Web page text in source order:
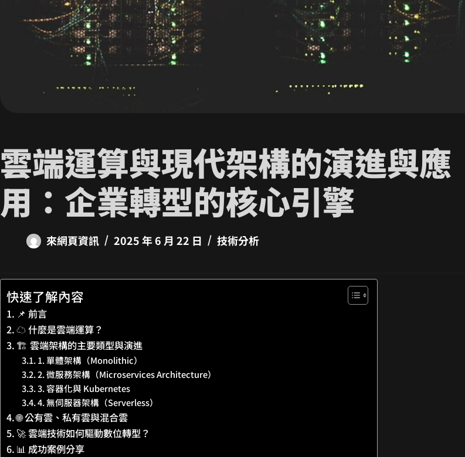
雲端運算與現代架構的演進與應
用：企業轉型的核心引擎
來網頁資訊 2025 年 6 月 22 日 技術分析
快速了解內容
📌 前言
☁️ 什麼是雲端運算？
🏗 雲端架構的主要類型與演進
1. 單體架構（Monolithic）
2. 微服務架構（Microservices Architecture）
3. 容器化與 Kubernetes
4. 無伺服器架構（Serverless）
🌐 公有雲、私有雲與混合雲
🚀 雲端技術如何驅動數位轉型？
📊 成功案例分享